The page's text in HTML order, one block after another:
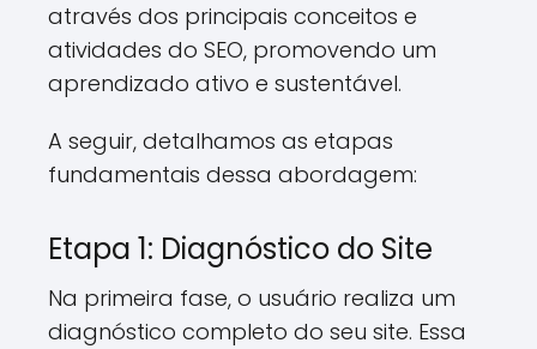
através dos principais conceitos e
atividades do SEO, promovendo um
aprendizado ativo e sustentável.
A seguir, detalhamos as etapas
fundamentais dessa abordagem:
Etapa 1: Diagnóstico do Site
Na primeira fase, o usuário realiza um
diagnóstico completo do seu site. Essa